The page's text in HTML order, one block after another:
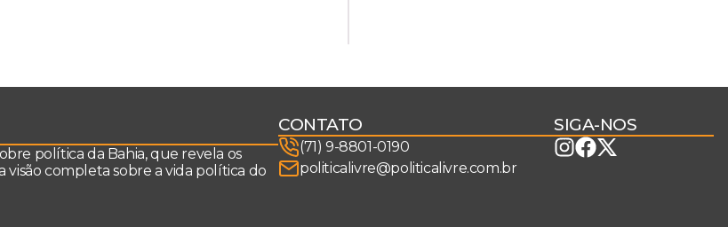
política da Bahia, que revela os
completa sobre a vida política do
CONTATO
(71) 9-8801-0190
politicalivre@politicalivre.com.br
SIGA-NOS